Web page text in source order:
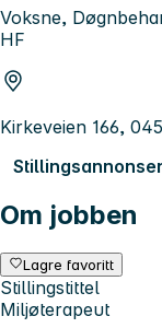
Voksne,
HF
Kirkeveien 166,
Om jobben
Lagre favoritt
Stillingstittel
Miljøterapeut